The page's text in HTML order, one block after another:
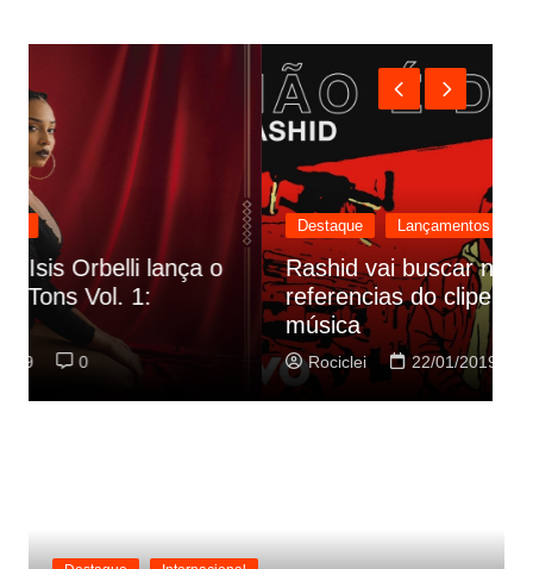
Destaque Lançamentos
Rashid vai buscar nos HQs as
referencias do clipe de sua nova
música
Rociclei 22/01/2019 0